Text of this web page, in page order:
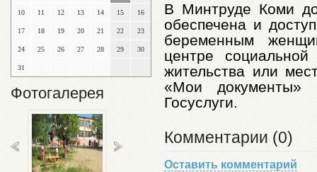
10 11 12 13 14 15 16
17 18 19 20 21 22 23
24 25 26 27 28 29 30
31
Фотогалерея
В Минтруде Коми
обеспечена и
беременным
центре
жительства или
«Мои
Госуслуги.
Комментарии (0)
Оставить комментарий